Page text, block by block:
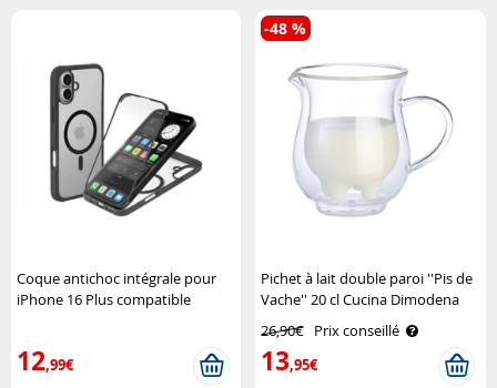
Coque antichoc intégrale pour
iPhone 16 Plus compatible
12,99€
Pichet à lait double paroi ''Pis de
Vache'' 20 cl Cucina Dimodena
26,90€ Prix conseillé
13,95€
-48 %